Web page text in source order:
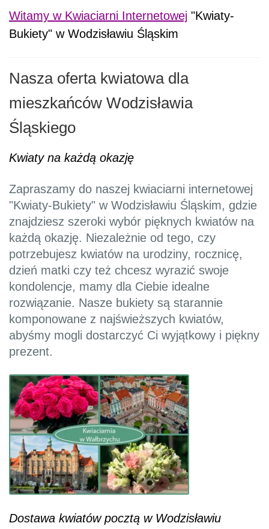
Witamy w Kwiaciarni Internetowej "Kwiaty-
Bukiety" w Wodzisławiu Śląskim
Nasza oferta kwiatowa dla
mieszkańców Wodzisławia
Śląskiego
Kwiaty na każdą okazję
Zapraszamy do naszej kwiaciarni internetowej
"Kwiaty-Bukiety" w Wodzisławiu Śląskim, gdzie
znajdziesz szeroki wybór pięknych kwiatów na
każdą okazję. Niezależnie od tego, czy
potrzebujesz kwiatów na urodziny, rocznicę,
dzień matki czy też chcesz wyrazić swoje
kondolencje, mamy dla Ciebie idealne
rozwiązanie. Nasze bukiety są starannie
komponowane z najświeższych kwiatów,
abyśmy mogli dostarczyć Ci wyjątkowy i piękny
prezent.
Dostawa kwiatów pocztą w Wodzisławiu